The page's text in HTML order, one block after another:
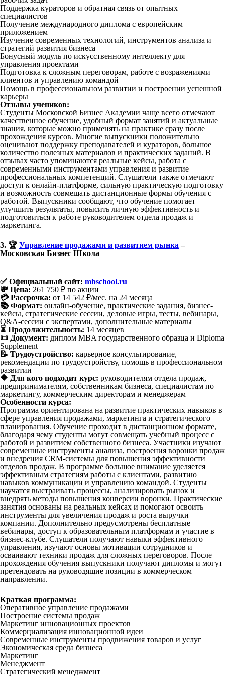
Поддержка кураторов и обратная связь от опытных
специалистов
Получение международного диплома с европейским
приложением
Изучение современных технологий, инструментов анализа и
стратегий развития бизнеса
Бонусный модуль по искусственному интеллекту для
управления проектами
Подготовка к сложным переговорам, работе с возражениями
клиентов и управлению командой
Помощь в профессиональном развитии и построении успешной
карьеры
Отзывы учеников:
Студенты Московской Бизнес Академии чаще всего отмечают
качественное обучение, удобный формат занятий и актуальные
знания, которые можно применять на практике сразу после
прохождения курсов. Многие выпускники положительно
оценивают поддержку преподавателей и кураторов, большое
количество полезных материалов и практических заданий. В
отзывах часто упоминаются реальные кейсы, работа с
современными инструментами управления и развитие
профессиональных компетенций. Слушатели также отмечают
доступ к онлайн-платформе, сильную практическую подготовку
и возможность совмещать дистанционные формы обучения с
работой. Выпускники сообщают, что обучение помогает
улучшить результаты, повысить личную эффективность и
подготовиться к работе руководителем отдела продаж и
маркетинга.
3. 🏆 Управление продажами и развитием рынка –
Московская Бизнес Школа
✅ Официальный сайт: mbschool.ru
💸 Цена: 261 750 ₽ по акции
💳 Рассрочка: от 14 542 ₽/мес. на 24 месяца
📚 Формат: онлайн-обучение, практические задания, бизнес-
кейсы, стратегические сессии, деловые игры, тесты, вебинары,
Q&A-сессии с экспертами, дополнительные материалы
⏳ Продолжительность: 14 месяцев
📜 Документ: диплом MBA государственного образца и Diploma
Supplement
📝 Трудоустройство: карьерное консультирование,
рекомендации по трудоустройству, помощь в профессиональном
развитии
🔷 Для кого подходит курс: руководителям отдела продаж,
предпринимателям, собственникам бизнеса, специалистам по
маркетингу, коммерческим директорам и менеджерам
Особенности курса:
Программа ориентирована на развитие практических навыков в
сфере управления продажами, маркетинга и стратегического
планирования. Обучение проходит в дистанционном формате,
благодаря чему студенты могут совмещать учебный процесс с
работой и развитием собственного бизнеса. Участники изучают
современные инструменты анализа, построения воронки продаж
и внедрения CRM-системы для повышения эффективности
отделов продаж. В программе большое внимание уделяется
эффективным стратегиям работы с клиентами, развитию
навыков коммуникации и управлению командой. Студенты
научатся выстраивать процессы, анализировать рынок и
внедрять методы повышения конверсии воронки. Практические
занятия основаны на реальных кейсах и помогают освоить
инструменты для увеличения продаж и роста выручки
компании. Дополнительно предусмотрены бесплатные
вебинары, доступ к образовательным платформам и участие в
бизнес-клубе. Слушатели получают навыки эффективного
управления, изучают основы мотивации сотрудников и
осваивают техники продаж для сложных переговоров. После
прохождения обучения выпускники получают дипломы и могут
претендовать на руководящие позиции в коммерческом
направлении.
Краткая программа:
Оперативное управление продажами
Построение системы продаж
Маркетинг инновационных проектов
Коммерциализация инновационной идеи
Современные инструменты продвижения товаров и услуг
Экономическая среда бизнеса
Маркетинг
Менеджмент
Стратегический менеджмент